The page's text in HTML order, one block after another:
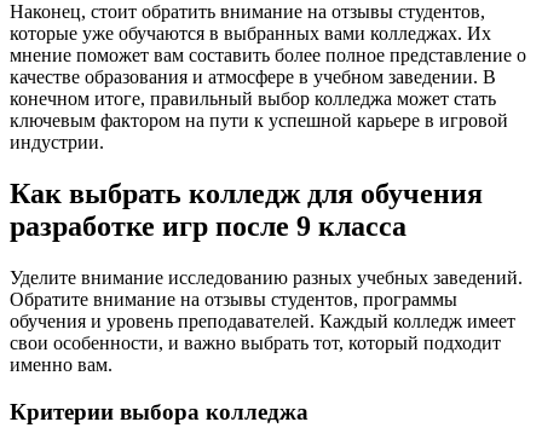
Наконец, стоит обратить внимание на отзывы студентов,
которые уже обучаются в выбранных вами колледжах. Их
мнение поможет вам составить более полное представление о
качестве образования и атмосфере в учебном заведении. В
конечном итоге, правильный выбор колледжа может стать
ключевым фактором на пути к успешной карьере в игровой
индустрии.
Как выбрать колледж для обучения
разработке игр после 9 класса
Уделите внимание исследованию разных учебных заведений.
Обратите внимание на отзывы студентов, программы
обучения и уровень преподавателей. Каждый колледж имеет
свои особенности, и важно выбрать тот, который подходит
именно вам.
Критерии выбора колледжа